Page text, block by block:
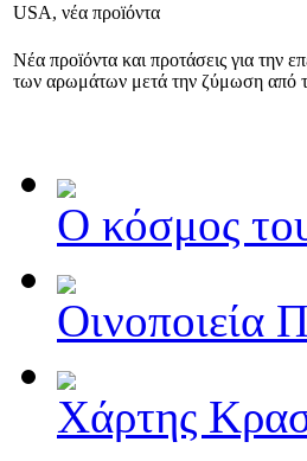
USA, νέα προïόντα
Νέα προïόντα και προτάσεις για την
των αρωμάτων μετά την ζύμωση από
Ο κόσμος
Οινοποιεία
Χάρτης